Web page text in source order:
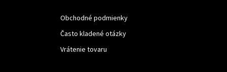
Obchodné podmienky
Často kladené otázky
Vrátenie tovaru